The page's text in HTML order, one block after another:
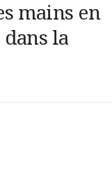
mains en
dans la